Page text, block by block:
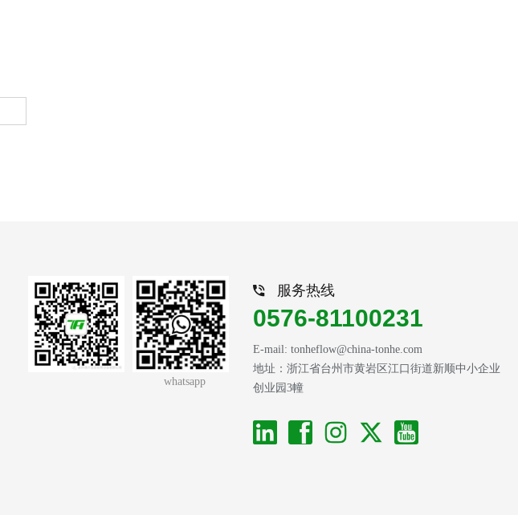
服务热线
0576-81100231
E-mail: tonheflow@china-tonhe.com
地址：浙江省台州市黄岩区江口街道新顺中小企业
创业园3幢
whatsapp